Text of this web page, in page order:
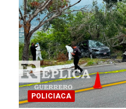
POLICIACA